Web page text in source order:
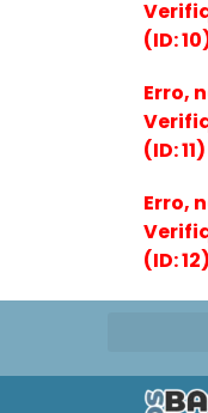
(ID:
Erro,
(ID: 11)
Erro,
(ID: 12)